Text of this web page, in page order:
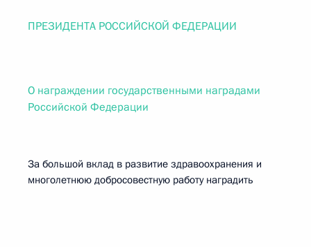
ПРЕЗИДЕНТА РОССИЙСКОЙ ФЕДЕРАЦИИ
О награждении государственными наградами
Российской Федерации
За большой вклад в развитие здравоохранения и
многолетнюю добросовестную работу наградить